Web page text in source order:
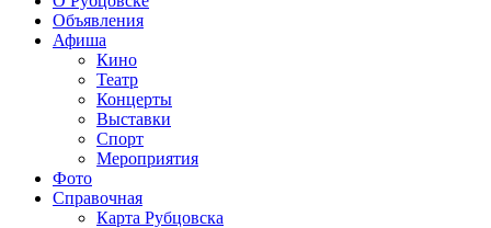
Объявления
Афиша
Кино
Театр
Концерты
Выставки
Спорт
Мероприятия
Фото
Справочная
Карта Рубцовска